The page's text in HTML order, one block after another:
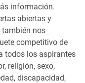
información.
abiertas y
también nos
competitivo de
todos los aspirantes
religión, sexo,
discapacidad,